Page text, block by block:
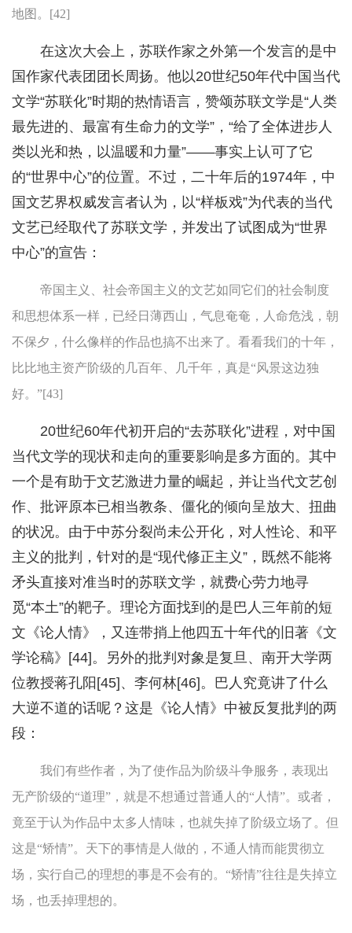
地图。[42]
在这次大会上，苏联作家之外第一个发言的是中
国作家代表团团长周扬。他以20世纪50年代中国当代
文学“苏联化”时期的热情语言，赞颂苏联文学是“人类
最先进的、最富有生命力的文学”，“给了全体进步人
类以光和热，以温暖和力量”——事实上认可了它
的“世界中心”的位置。不过，二十年后的1974年，中
国文艺界权威发言者认为，以“样板戏”为代表的当代
文艺已经取代了苏联文学，并发出了试图成为“世界
中心”的宣告：
帝国主义、社会帝国主义的文艺如同它们的社会制度
和思想体系一样，已经日薄西山，气息奄奄，人命危浅，朝
不保夕，什么像样的作品也搞不出来了。看看我们的十年，
比比地主资产阶级的几百年、几千年，真是“风景这边独
好。”[43]
20世纪60年代初开启的“去苏联化”进程，对中国
当代文学的现状和走向的重要影响是多方面的。其中
一个是有助于文艺激进力量的崛起，并让当代文艺创
作、批评原本已相当教条、僵化的倾向呈放大、扭曲
的状况。由于中苏分裂尚未公开化，对人性论、和平
主义的批判，针对的是“现代修正主义”，既然不能将
矛头直接对准当时的苏联文学，就费心劳力地寻
觅“本土”的靶子。理论方面找到的是巴人三年前的短
文《论人情》，又连带捎上他四五十年代的旧著《文
学论稿》[44]。另外的批判对象是复旦、南开大学两
位教授蒋孔阳[45]、李何林[46]。巴人究竟讲了什么
大逆不道的话呢？这是《论人情》中被反复批判的两
段：
我们有些作者，为了使作品为阶级斗争服务，表现出
无产阶级的“道理”，就是不想通过普通人的“人情”。或者，
竟至于认为作品中太多人情味，也就失掉了阶级立场了。但
这是“矫情”。天下的事情是人做的，不通人情而能贯彻立
场，实行自己的理想的事是不会有的。“矫情”往往是失掉立
场，也丢掉理想的。